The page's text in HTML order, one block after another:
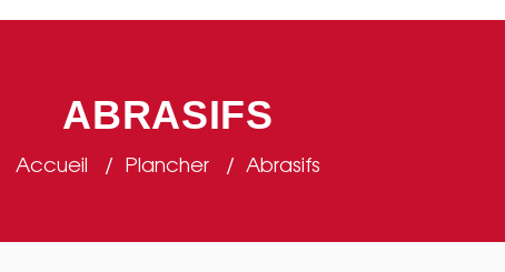
ABRASIFS
Accueil Plancher Abrasifs